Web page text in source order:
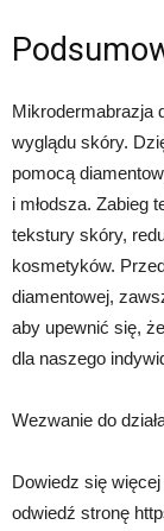
Mikrodermabrazja
wyglądu skóry.
pomocą
i młodsza. Zabieg
tekstury skóry,
kosmetyków.
diamentowej,
aby upewnić się,
dla naszego
Wezwanie do
Dowiedz się
odwiedź stronę